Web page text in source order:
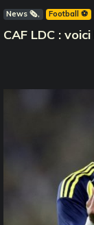
News 🗞️ Football ⚽️
CAF LDC :